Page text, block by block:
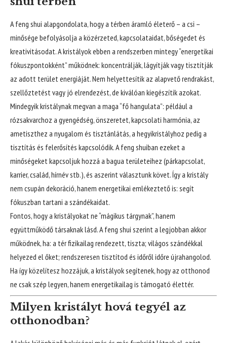
A feng shui alapgondolata, hogy a térben áramló életerő – a csi –
minősége befolyásolja a közérzeted, kapcsolataidat, bőségedet és
kreativitásodat. A kristályok ebben a rendszerben mintegy “energetikai
fókuszpontokként” működnek: koncentrálják, lágyítják vagy tisztítják
az adott terület energiáját. Nem helyettesítik az alapvető rendrakást,
szellőztetést vagy jó elrendezést, de kiválóan kiegészítik azokat.
Mindegyik kristálynak megvan a maga “fő hangulata”: például a
rózsakvarchoz a gyengédség, önszeretet, kapcsolati harmónia, az
ametiszthez a nyugalom és tisztánlátás, a hegyikristályhoz pedig a
tisztítás és felerősítés kapcsolódik. A feng shuiban ezeket a
minőségeket kapcsoljuk hozzá a bagua területeihez (párkapcsolat,
karrier, család, hírnév stb.), és aszerint választunk követ. Így a kristály
nem csupán dekoráció, hanem energetikai emlékeztető is: segít
fókuszban tartani a szándékaidat.
Fontos, hogy a kristályokat ne “mágikus tárgynak”, hanem
együttműködő társaknak lásd. A feng shui szerint a legjobban akkor
működnek, ha: a tér fizikailag rendezett, tiszta; világos szándékkal
helyezed el őket; rendszeresen tisztítod és időről időre újrahangolod.
Ha így közelítesz hozzájuk, a kristályok segítenek, hogy az otthonod
ne csak szép legyen, hanem energetikailag is támogató élettér.
Milyen kristályt hová tegyél az
otthonodban?